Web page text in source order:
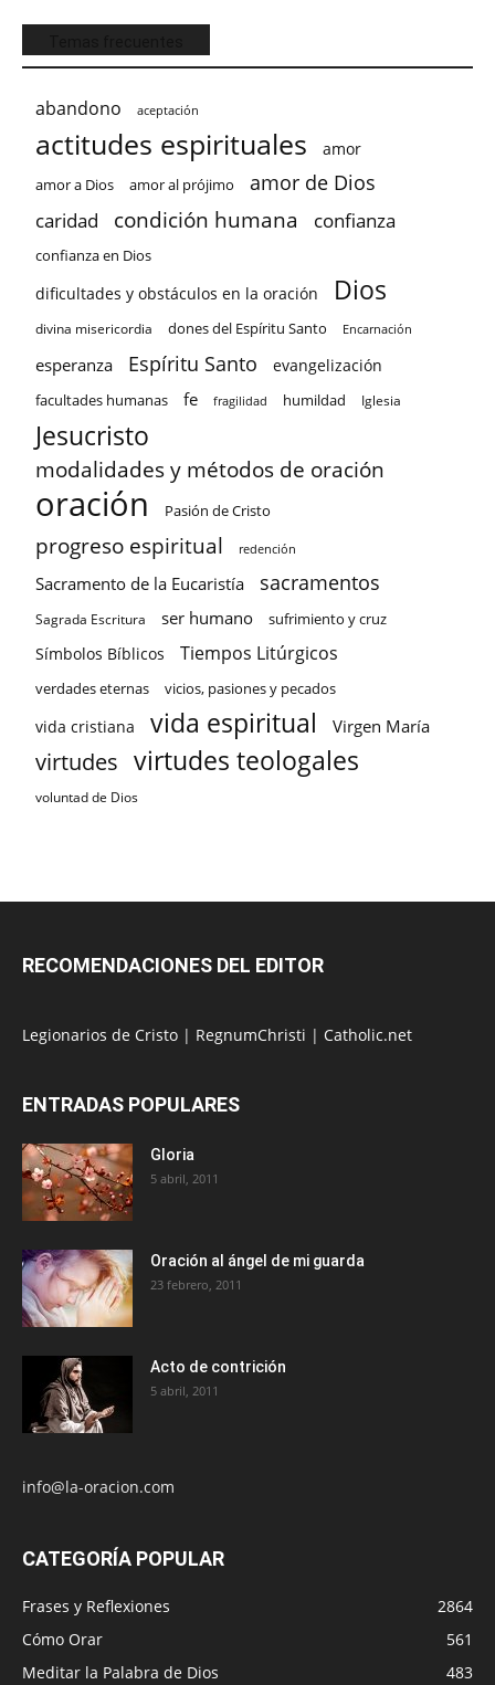
abandono aceptación
actitudes espirituales amor
amor a Dios amor al prójimo amor de Dios
caridad condición humana confianza
confianza en Dios
dificultades y obstáculos en la oración Dios
divina misericordia dones del Espíritu Santo Encarnación
esperanza Espíritu Santo evangelización
facultades humanas fe fragilidad humildad Iglesia
Jesucristo
modalidades y métodos de oración
oración Pasión de Cristo
progreso espiritual redención
Sacramento de la Eucaristía sacramentos
Sagrada Escritura ser humano sufrimiento y cruz
Símbolos Bíblicos Tiempos Litúrgicos
verdades eternas vicios, pasiones y pecados
vida cristiana vida espiritual Virgen María
virtudes virtudes teologales
voluntad de Dios
RECOMENDACIONES DEL EDITOR
Legionarios de Cristo | RegnumChristi | Catholic.net
ENTRADAS POPULARES
Gloria
5 abril, 2011
Oración al ángel de mi guarda
23 febrero, 2011
Acto de contrición
5 abril, 2011
info@la-oracion.com
CATEGORÍA POPULAR
Frases y Reflexiones
2864
Cómo Orar
561
Meditar la Palabra de Dios
483